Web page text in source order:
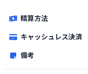
精算方法
キャッシュレス決済
備考